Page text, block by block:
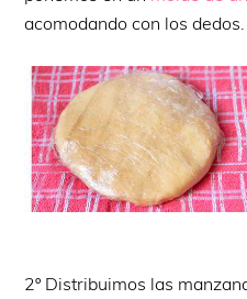
acomodando con los dedos.
2º Distribuimos las